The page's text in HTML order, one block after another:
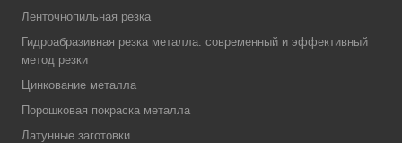
Ленточнопильная резка
Гидроабразивная резка металла: современный и эффективный
метод резки
Цинкование металла
Порошковая покраска металла
Латунные заготовки